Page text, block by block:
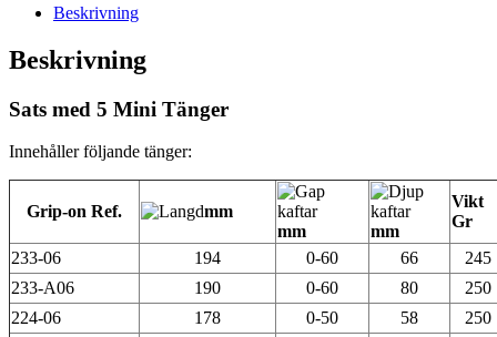
Beskrivning
Beskrivning
Sats med 5 Mini Tänger
Innehåller följande tänger:
Grip-on Ref.
mm
mm
mm
Vikt
Gr
233-06
194 0-60 66
245
233-A06
190 0-60 80
250
224-06
178 0-50 58
250